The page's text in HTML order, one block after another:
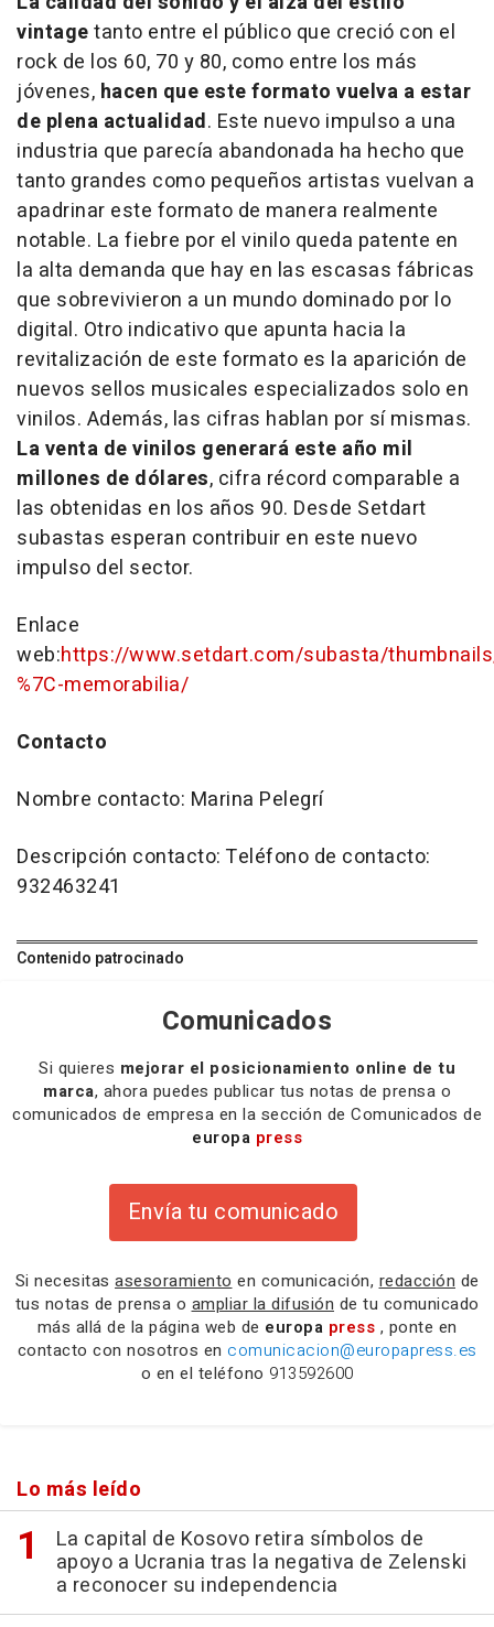
vintagetanto entre el público que creció con el
rock de los 60, 70 y 80, como entre los más
jóvenes, hacen que este formato vuelva a estar
de plena actualidad. Este nuevo impulso a una
industria que parecía abandonada ha hecho que
tanto grandes como pequeños artistas vuelvan a
apadrinar este formato de manera realmente
notable. La fiebre por el vinilo queda patente en
la alta demanda que hay en las escasas fábricas
que sobrevivieron a un mundo dominado por lo
digital. Otro indicativo que apunta hacia la
revitalización de este formato es la aparición de
nuevos sellos musicales especializados solo en
vinilos. Además, las cifras hablan por sí mismas.
La venta de vinilos generará este año mil
millones de dólares, cifra récord comparable a
las obtenidas en los años 90. Desde Setdart
subastas esperan contribuir en este nuevo
impulso del sector.
Enlace
web:https://www.setdart.com/subasta/
%7C-memorabilia/
Contacto
Nombre contacto: Marina Pelegrí
Descripción contacto: Teléfono de contacto:
932463241
Contenido patrocinado
Comunicados
Si quieres mejorar el posicionamiento online de tu
marca, ahora puedes publicar tus notas de prensa o
comunicados de empresa en la sección de Comunicados de
europa press
Envía tu comunicado
Si necesitas asesoramiento en comunicación, redacción de
tus notas de prensa o ampliar la difusión de tu comunicado
más allá de la página web de europa press , ponte en
contacto con nosotros en comunicacion@europapress.es
o en el teléfono 913592600
Lo más leído
La capital de Kosovo retira símbolos de
apoyo a Ucrania tras la negativa de Zelenski
a reconocer su independencia